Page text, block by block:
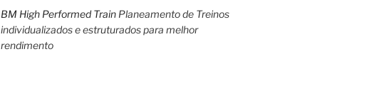
BM High Performed TrainPlaneamento de Treinos
individualizados e estruturados para melhor
rendimento